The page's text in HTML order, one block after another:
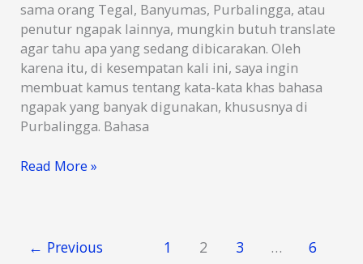
sama orang Tegal, Banyumas, Purbalingga, atau
penutur ngapak lainnya, mungkin butuh translate
agar tahu apa yang sedang dibicarakan. Oleh
karena itu, di kesempatan kali ini, saya ingin
membuat kamus tentang kata-kata khas bahasa
ngapak yang banyak digunakan, khususnya di
Purbalingga. Bahasa
Kamus
Bahasa
Read More »
← Previous 1 2 3 …
6